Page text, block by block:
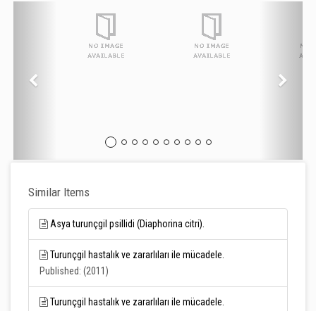
Similar Items
Asya turunçgil psillidi (Diaphorina citri).
Turunçgil hastalık ve zararlıları ile mücadele.
Published: (2011)
Turunçgil hastalık ve zararlıları ile mücadele.